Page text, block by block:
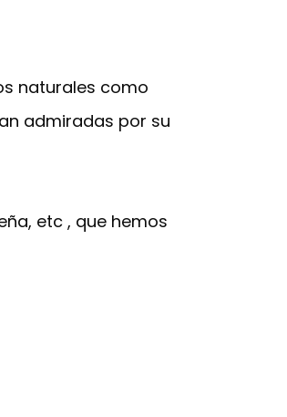
naturales como
admiradas por su
etc , que hemos